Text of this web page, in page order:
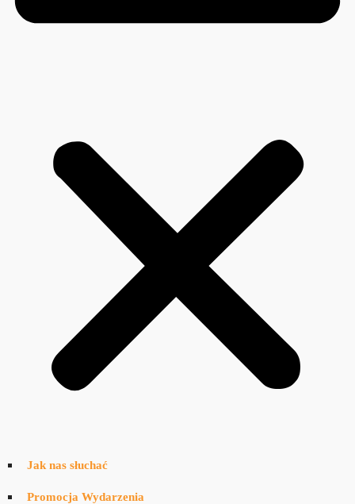
Jak nas słuchać
Promocja Wydarzenia